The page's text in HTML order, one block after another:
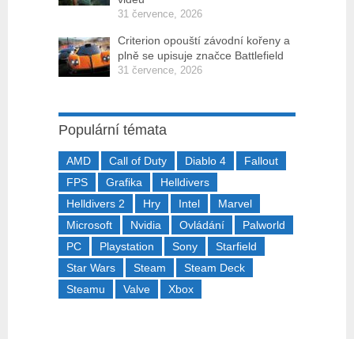
31 července, 2026
Criterion opouští závodní kořeny a
plně se upisuje značce Battlefield
31 července, 2026
Populární témata
AMD Call of Duty Diablo 4
Fallout
FPS
Grafika
Helldivers
Helldivers 2
Hry Intel
Marvel
Microsoft
Nvidia Ovládání
Palworld
PC
Playstation Sony
Starfield
Star Wars
Steam
Steam Deck
Steamu
Valve Xbox